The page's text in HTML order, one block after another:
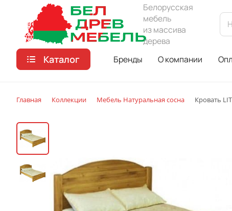
Белорусская
мебель
из массива
дерева
Каталог Бренды О компании
Главная Коллекции Мебель Натуральная сосна Кровать